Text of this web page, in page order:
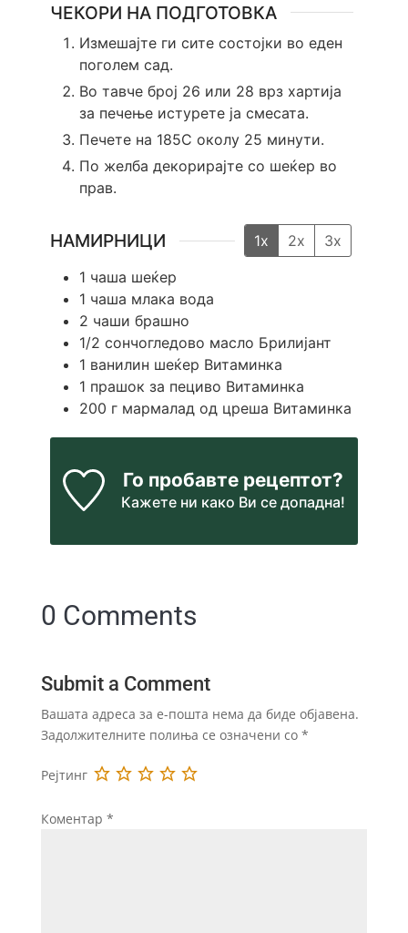
ЧЕКОРИ НА ПОДГОТОВКА
Измешајте ги сите состојки во еден
поголем сад.
Во тавче број 26 или 28 врз хартија
за печење истурете ја смесата.
Печете на 185С околу 25 минути.
По желба декорирајте со шеќер во
прав.
НАМИРНИЦИ 1x 2x
3x
1 чаша шеќер
1 чаша млака вода
2 чаши брашно
1/2 сончогледово масло Брилијант
1 ванилин шеќер Витаминка
1 прашок за пециво Витаминка
200 г мармалад од цреша Витаминка
Го пробавте рецептот?
Кажете ни како Ви се допадна!
0 Comments
Submit a Comment
Вашата адреса за е-пошта нема да биде објавена.
Задолжителните полиња се означени со *
Рејтинг
Коментар *